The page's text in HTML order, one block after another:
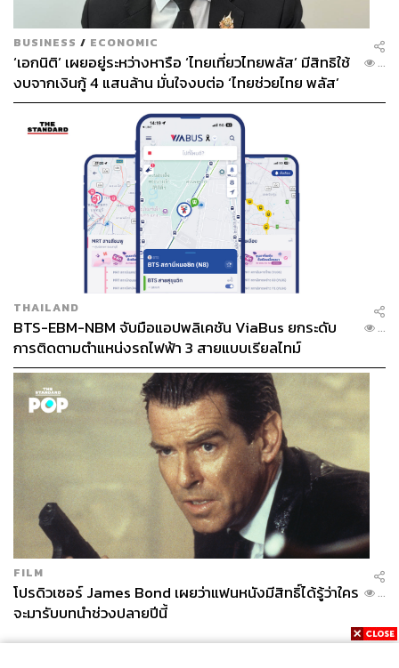
BUSINESS / ECONOMIC
‘เอกนิติ’ เผยอยู่ระหว่างหารือ ‘ไทยเที่ยวไทยพลัส’ มีสิทธิใช้
งบจากเงินกู้ 4 แสนล้าน มั่นใจงบต่อ ‘ไทยช่วยไทย พลัส’
เฟส 2 มีเพียงพอ
...
THAILAND
BTS-EBM-NBM จับมือแอปพลิเคชัน ViaBus ยกระดับ
การติดตามตำแหน่งรถไฟฟ้า 3 สายแบบเรียลไทม์
...
FILM
โปรดิวเซอร์ James Bond เผยว่าแฟนหนังมีสิทธิ์ได้รู้ว่าใคร
จะมารับบทนำช่วงปลายปีนี้
...